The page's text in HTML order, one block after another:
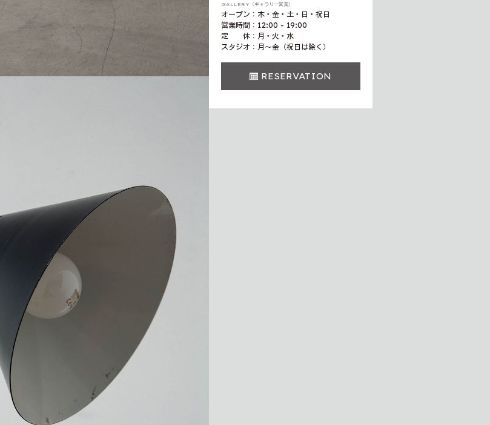
GALLERY（ギャラリー営業）
オープン：木・金・土・日・祝日
営業時間：12:00 - 19:00
定 休：月・火・水
スタジオ：月〜金（祝日は除く）
RESERVATION